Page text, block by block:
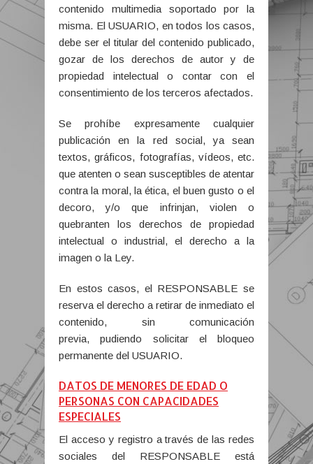
contenido multimedia soportado por la
misma. El USUARIO, en todos los casos,
debe ser el titular del contenido publicado,
gozar de los derechos de autor y de
propiedad intelectual o contar con el
consentimiento de los terceros afectados.
Se prohíbe expresamente cualquier
publicación en la red social, ya sean
textos, gráficos, fotografías, vídeos, etc.
que atenten o sean susceptibles de atentar
contra la moral, la ética, el buen gusto o el
decoro, y/o que infrinjan, violen o
quebranten los derechos de propiedad
intelectual o industrial, el derecho a la
imagen o la Ley.
En estos casos, el RESPONSABLE se
reserva el derecho a retirar de inmediato el
contenido, sin comunicación
previa, pudiendo solicitar el bloqueo
permanente del USUARIO.
DATOS DE MENORES DE EDAD O
PERSONAS CON CAPACIDADES
ESPECIALES
El acceso y registro a través de las redes
sociales del RESPONSABLE está